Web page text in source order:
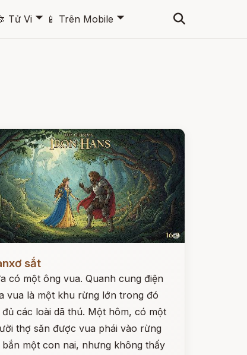
Tử Vi 🞃 📱 Trên Mobile 🞃
sắt
có một ông vua. Quanh cung điện
vua là một khu rừng lớn trong đó
các loài dã thú. Một hôm, có một
thợ săn được vua phái vào rừng
bắn một con nai, nhưng không thấy